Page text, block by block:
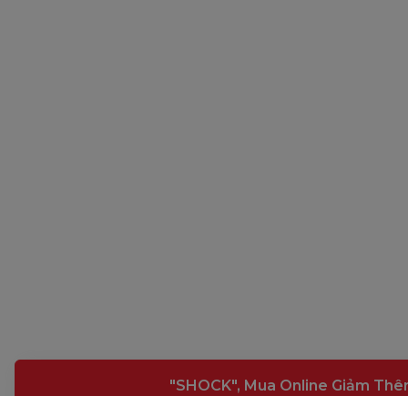
"SHOCK", Mua Online Giảm